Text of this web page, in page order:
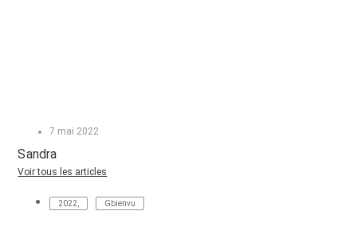
7 mai 2022
Sandra
Voir tous les articles
2022 Gbienvu